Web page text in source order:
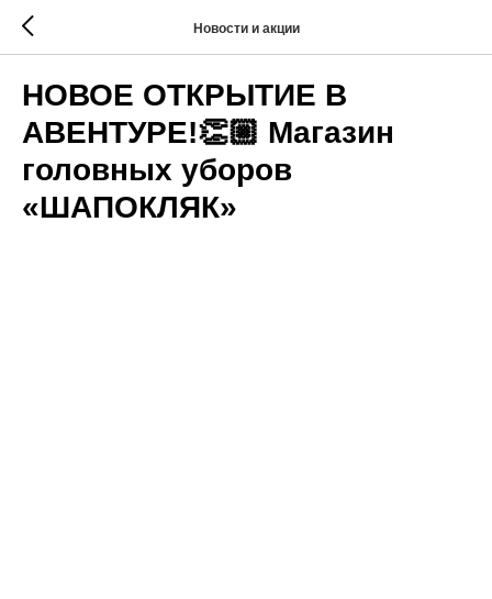
Новости и акции
НОВОЕ ОТКРЫТИЕ В
АВЕНТУРЕ!👏🏼 Магазин
головных уборов
«ШАПОКЛЯК»